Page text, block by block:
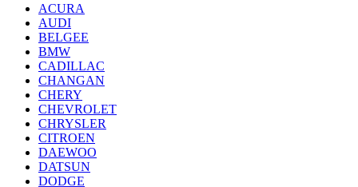
ACURA
AUDI
BELGEE
BMW
CADILLAC
CHANGAN
CHERY
CHEVROLET
CHRYSLER
CITROEN
DAEWOO
DATSUN
DODGE